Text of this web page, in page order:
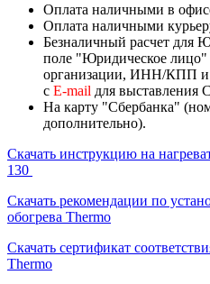
Оплата наличными в
Оплата наличными
Безналичный расчет для
поле "Юридическое лицо"
организации, ИНН/КПП и
с Е-mail для выставления
На карту "Сбербанка"
дополнительно).
Скачать инструкцию на
130
Скачать рекомендации по
обогрева Thermo
Скачать сертификат
Thermo